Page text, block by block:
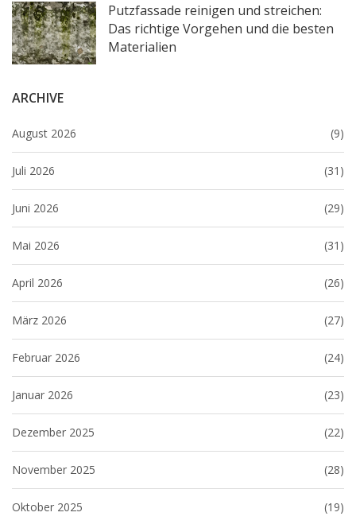
Putzfassade reinigen und streichen:
Das richtige Vorgehen und die besten
Materialien
ARCHIVE
August 2026 (9)
Juli 2026 (31)
Juni 2026 (29)
Mai 2026 (31)
April 2026 (26)
März 2026 (27)
Februar 2026 (24)
Januar 2026 (23)
Dezember 2025 (22)
November 2025 (28)
Oktober 2025 (19)